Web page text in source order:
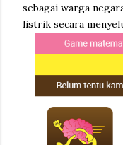
sebagai warga
listrik secara